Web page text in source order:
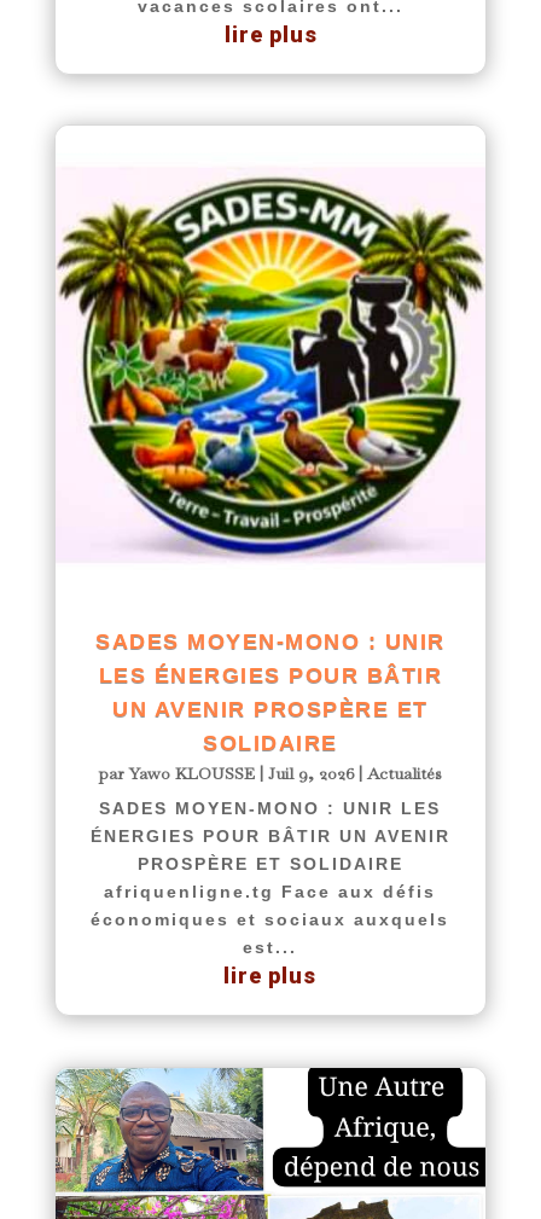
vacances scolaires ont...
lire plus
SADES MOYEN-MONO : UNIR
LES ÉNERGIES POUR BÂTIR
UN AVENIR PROSPÈRE ET
SOLIDAIRE
parYawo KLOUSSE |Juil 9, 2026|Actualités
SADES MOYEN-MONO : UNIR LES
ÉNERGIES POUR BÂTIR UN AVENIR
PROSPÈRE ET SOLIDAIRE
afriquenligne.tg Face aux défis
économiques et sociaux auxquels
est...
lire plus